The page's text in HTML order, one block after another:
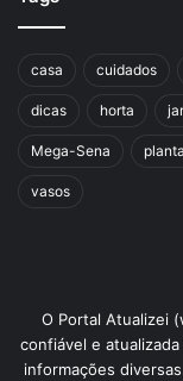
casa cuidados
dicas horta
Mega-Sena
vasos
O Portal Atualizei
confiável e
informações